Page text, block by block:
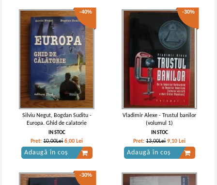
-40%
Silviu Negut, Bogdan Suditu -
Europa. Ghid de calatorie
IN STOC
Pret:10,00Lei 6,00 Lei
Adaugă în coș
-30%
Vladimir Alexe - Trustul banilor
(volumul 1)
IN STOC
Pret:13,00Lei 9,10 Lei
Adaugă în coș
-30%